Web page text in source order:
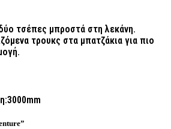
τσέπες μπροστά στη λεκάνη.
τρουκς στα μπατζάκια για πιο